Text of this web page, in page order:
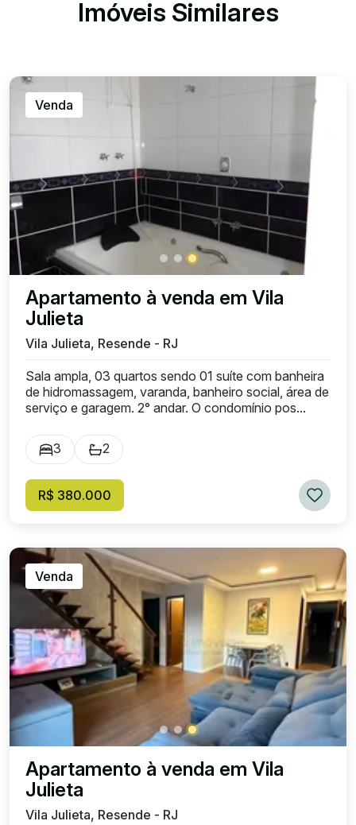
Imóveis Similares
Venda
Apartamento à venda em Vila
Julieta
Vila Julieta, Resende - RJ
Sala ampla, 03 quartos sendo 01 suíte com banheira
de hidromassagem, varanda, banheiro social, área de
serviço e garagem. 2° andar. O condomínio pos...
3 2
R$ 380.000
Venda
Apartamento à venda em Vila
Julieta
Vila Julieta, Resende - RJ